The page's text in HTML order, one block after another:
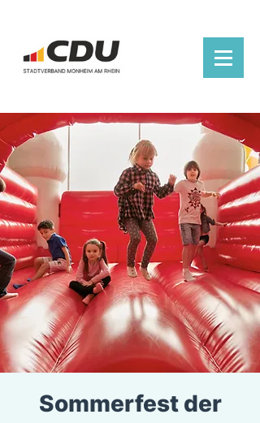
Sommerfest der